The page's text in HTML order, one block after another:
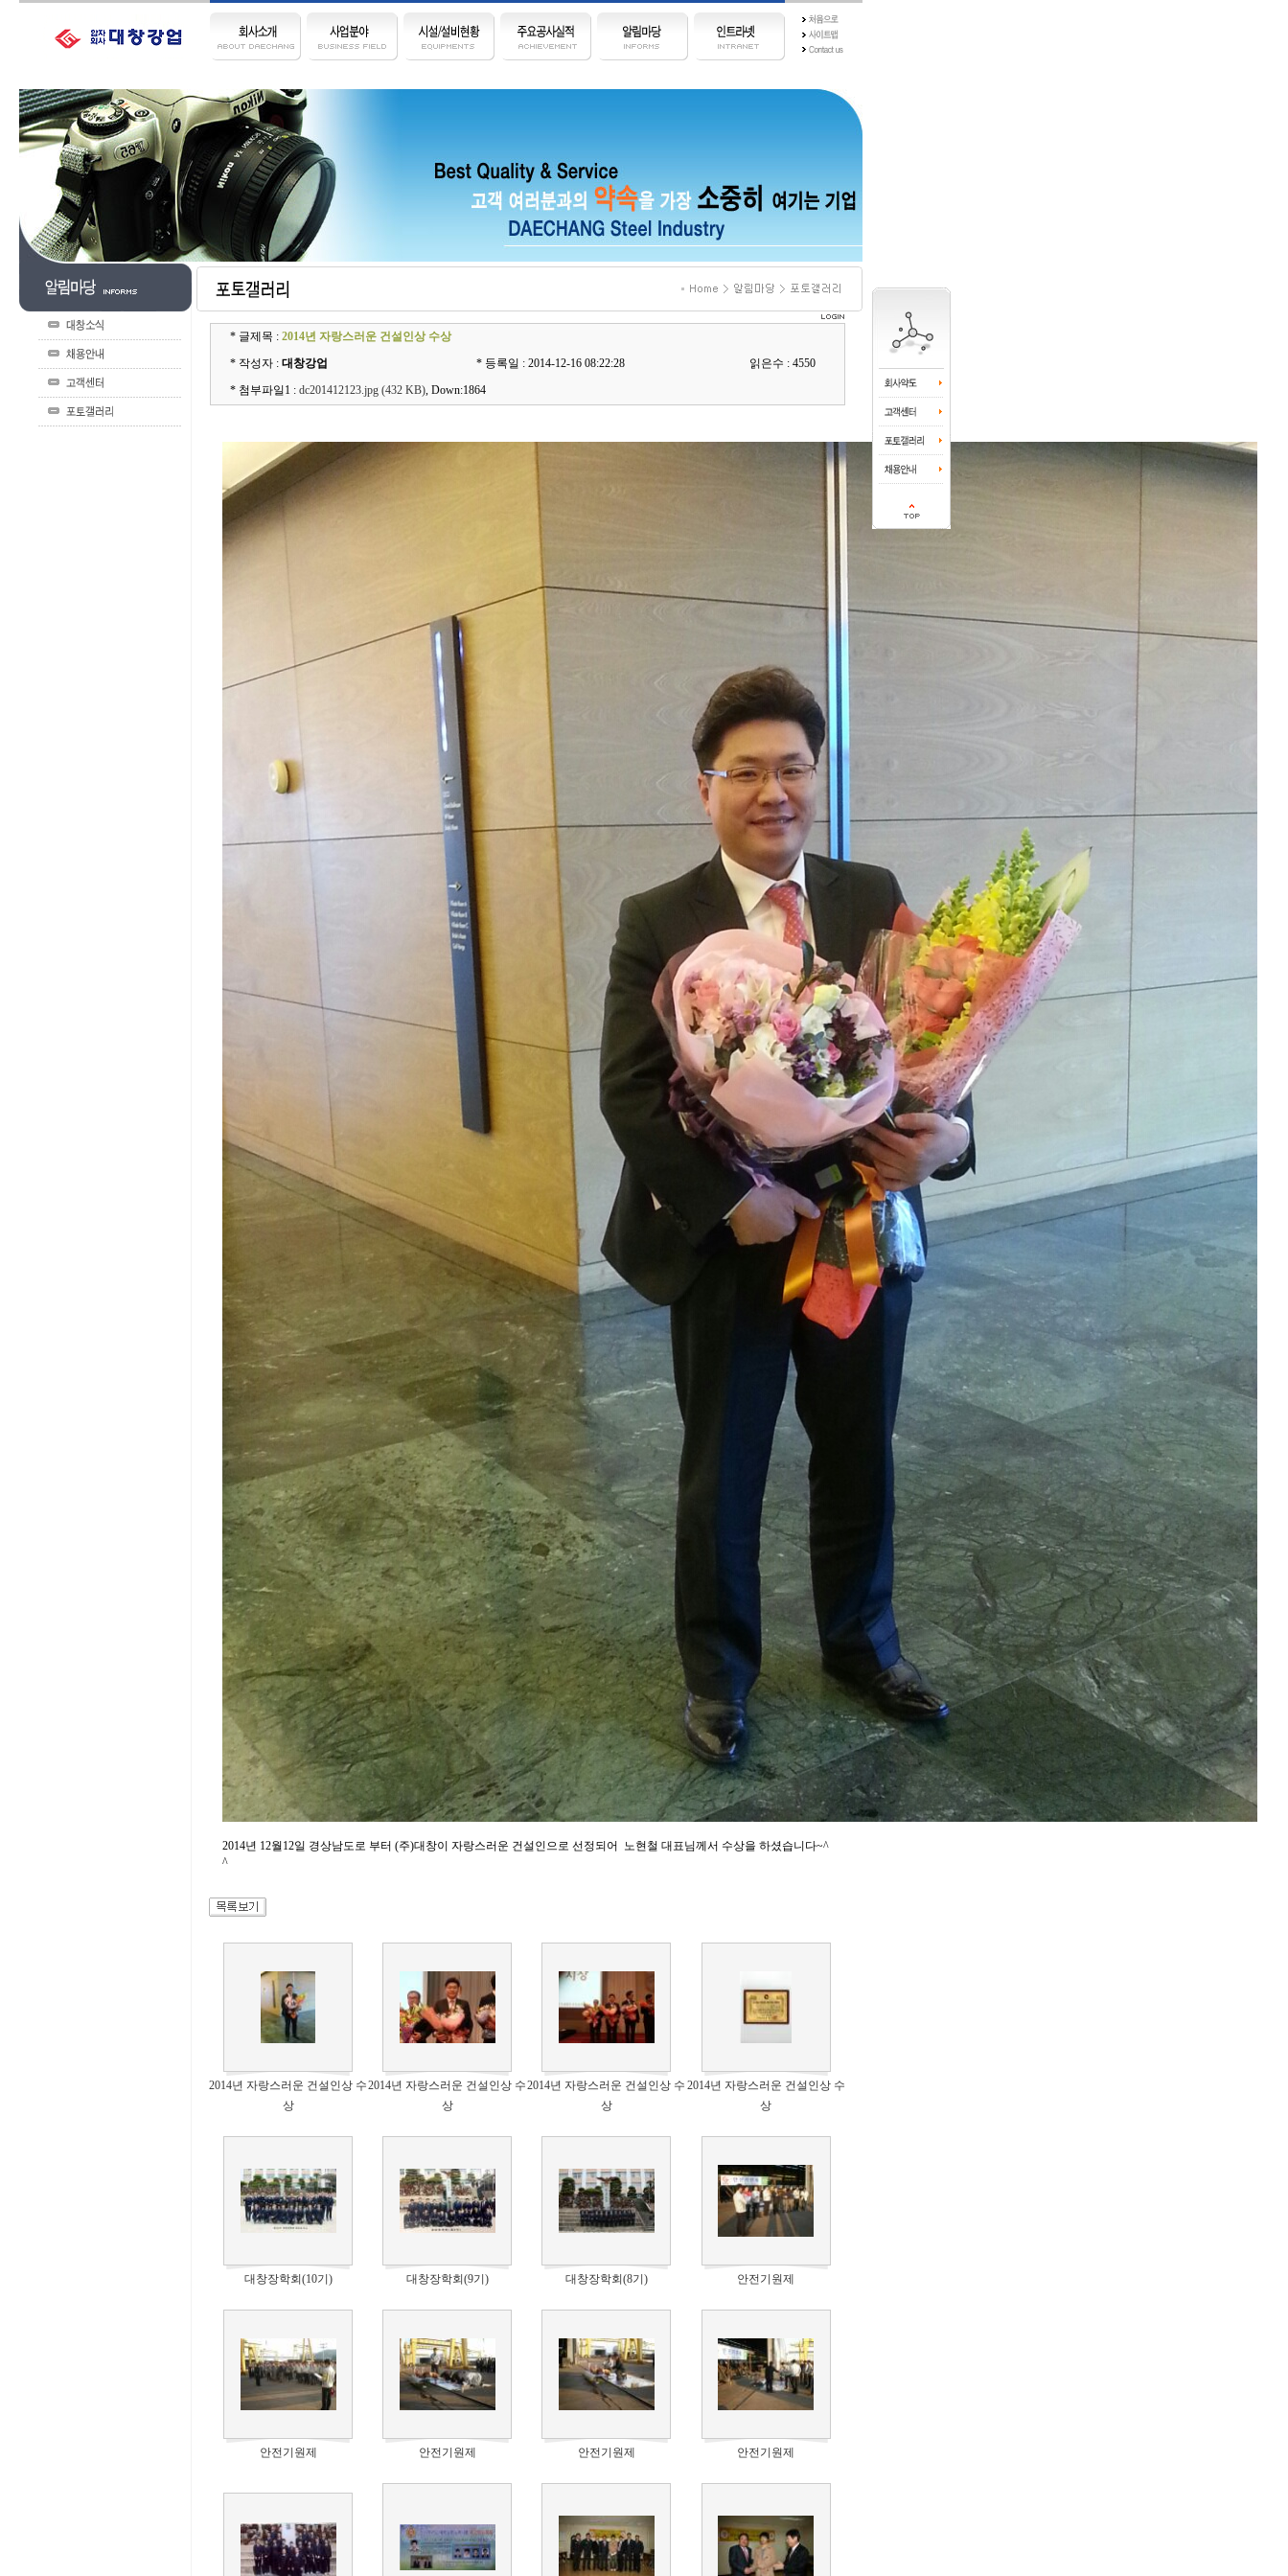
* 글제목 : 2014년 자랑스러운 건설인상 수상
* 작성자 : 대창강업 * 등록일 :2014-12-16 08:22:28 읽은수 :4550
* 첨부파일1 : dc201412123.jpg (432 KB), Down:1864
2014년 12월12일 경상남도로 부터 (주)대창이 자랑스러운 건설인으로 선정되어 노현철 대표님께서 수상을 하셨습니다~^
^
2014년 자랑스러운 건설인상 수
상
2014년 자랑스러운 건설인상 수
상
2014년 자랑스러운 건설인상 수
상
2014년 자랑스러운 건설인상 수
상
대창장학회(10기) 대창장학회(9기) 대창장학회(8기) 안전기원제
안전기원제 안전기원제 안전기원제 안전기원제